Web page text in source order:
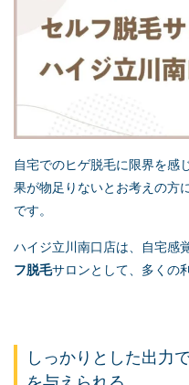
自宅でのヒゲ脱毛に限界を感
果が物足りないとお考えの方に
です。
ハイジ立川南口店は、自宅感
フ脱毛サロンとして、多くの
しっかりとした出力